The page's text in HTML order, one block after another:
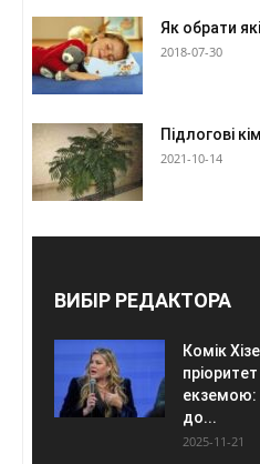
Як обрати
2018-07-30
Підлогові
2021-10-14
ВИБІР РЕДАКТОРА
Комік
екземою:
до...
2025-11-21